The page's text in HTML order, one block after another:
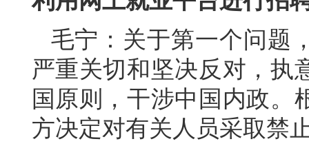
毛宁：关于第一个问题
严重关切和坚决反对，执
国原则，干涉中国内政。
方决定对有关人员采取禁